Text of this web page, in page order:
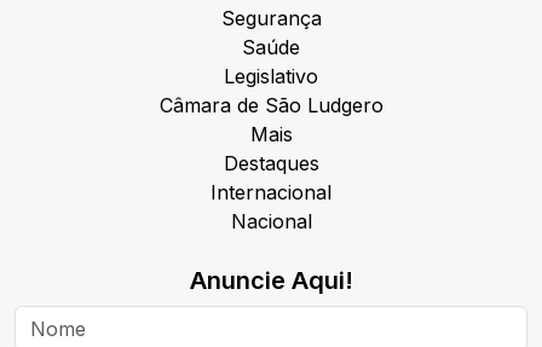
Segurança
Saúde
Legislativo
Câmara de São Ludgero
Mais
Destaques
Internacional
Nacional
Anuncie Aqui!